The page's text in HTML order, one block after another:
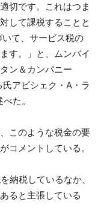
切です。これはつま
して課税することと
て、サービス税の
す。」と、ムンバイ
ン＆カンパニー
アビシェク・A・ラ
た。
このような税金の要
コメントしている。
納税しているなか、
ると主張している